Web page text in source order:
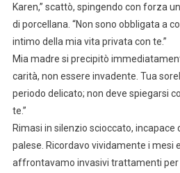
Karen,” scattò, spingendo con forza
di porcellana. “Non sono obbligata a
intimo della mia vita privata con te.”
Mia madre si precipitò
carità, non essere invadente. Tua
periodo delicato; non deve spiegarsi
te.”
Rimasi in silenzio scioccato, incapace
palese. Ricordavo vividamente i mesi
affrontavamo invasivi trattamenti per